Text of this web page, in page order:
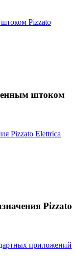
штоком
Pizzato